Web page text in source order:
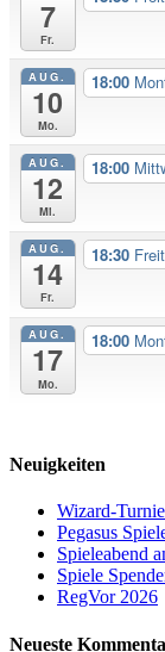
7
Fr.
AUG.
10
Mo.
18:00
AUG.
12
Mi.
18:00
AUG.
14
Fr.
18:30
AUG.
17
Mo.
18:00
Neuigkeiten
Wizard-
Pegasus
Spieleabend
Spiele
RegVor 2026
Neueste